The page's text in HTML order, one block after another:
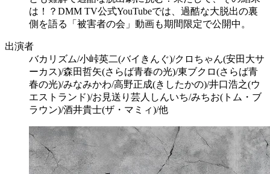
は！？DMM TV公式YouTubeでは、過酷な大脱出の裏
側を語る「被害者の会」動画も期間限定で公開中。
出演者
バカリズム/小峠英二(バイきんぐ)/クロちゃん(安田大サ
ーカス)/森田哲矢(さらば青春の光)/東ブクロ(さらば青
春の光)/みなみかわ/高野正成(きしたかの)/井口浩之(ウ
エストランド)/お見送り芸人しんいち/みちお(トム・ブ
ラウン)/酒井貴士(ザ・マミィ)/他